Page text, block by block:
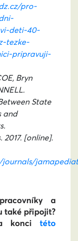
pro-
deti-40-
tezke-
pripravuji-
Bryn
State
and
[online].
a
také připojit?
konci této